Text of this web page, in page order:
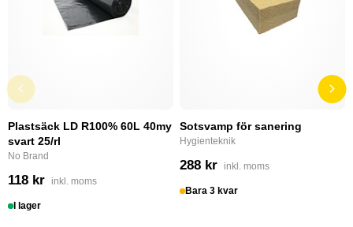
Plastsäck LD R100% 60L 40my
svart 25/rl
No Brand
118 kr inkl. moms
I lager
Sotsvamp för sanering
Hygienteknik
288 kr inkl. moms
Bara 3 kvar